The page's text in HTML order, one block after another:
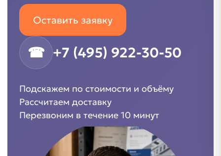
Оставить заявку
☎ +7 (495) 922-30-50
Подскажем по стоимости и объёму
Рассчитаем доставку
Перезвоним в течение 10 минут